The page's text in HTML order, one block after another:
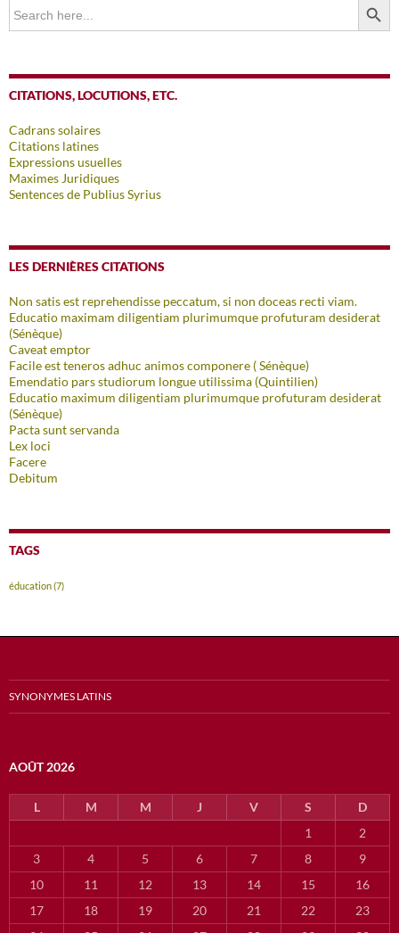
Search
for:
CITATIONS, LOCUTIONS, ETC.
Cadrans solaires
Citations latines
Expressions usuelles
Maximes Juridiques
Sentences de Publius Syrius
LES DERNIÈRES CITATIONS
Non satis est reprehendisse peccatum, si non doceas recti viam.
Educatio maximam diligentiam plurimumque profuturam desiderat
(Sénèque)
Caveat emptor
Facile est teneros adhuc animos componere ( Sénèque)
Emendatio pars studiorum longue utilissima (Quintilien)
Educatio maximum diligentiam plurimumque profuturam desiderat
(Sénèque)
Pacta sunt servanda
Lex loci
Facere
Debitum
TAGS
éducation(7)
SYNONYMES LATINS
AOÛT 2026
L M M J V S
D
1
2
3
4 5 6 7 8
9
10
11 12 13 14 15
16
17
18 19 20 21 22
23